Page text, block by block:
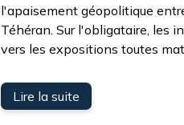
l'apaisement géopolitique
Téhéran. Sur l'obligataire, les
vers les expositions toutes
Lire la suite